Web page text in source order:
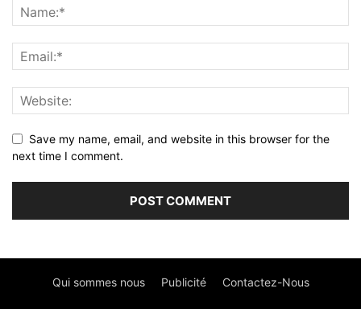
Save my name, email, and website in this browser for the
next time I comment.
Qui sommes nous Publicité Contactez-Nous